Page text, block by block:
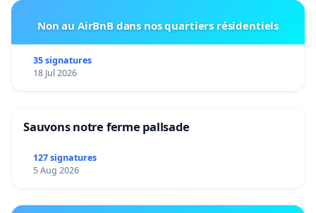
Non au AirBnB dans nos quartiers résidentiels
35 signatures
18 Jul 2026
Sauvons notre ferme pallsade
127 signatures
5 Aug 2026